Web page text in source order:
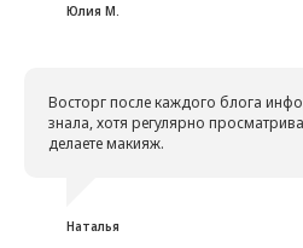
Юлия М.
Восторг после каждого блога
знала, хотя регулярно
делаете макияж.
Наталья